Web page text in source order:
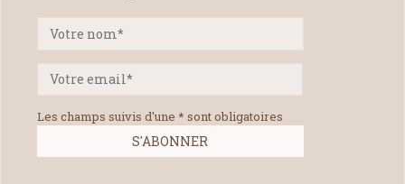
Les champs suivis d'une * sont obligatoires